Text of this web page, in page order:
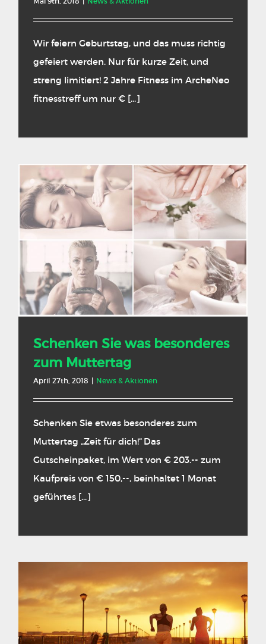
Wir feiern Geburtstag, und das muss richtig
gefeiert werden. Nur für kurze Zeit, und
streng limitiert! 2 Jahre Fitness im ArcheNeo
fitnesstreff um nur € [...]
Schenken Sie was besonderes
zum Muttertag
April 27th, 2018 | News & Aktionen
Schenken Sie etwas besonderes zum
Muttertag „Zeit für dich!“ Das
Gutscheinpaket, im Wert von € 203.-- zum
Kaufpreis von € 150,--, beinhaltet 1 Monat
geführtes [...]